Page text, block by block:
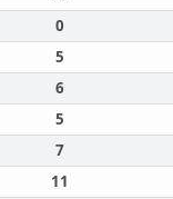
0
5
6
5
7
11